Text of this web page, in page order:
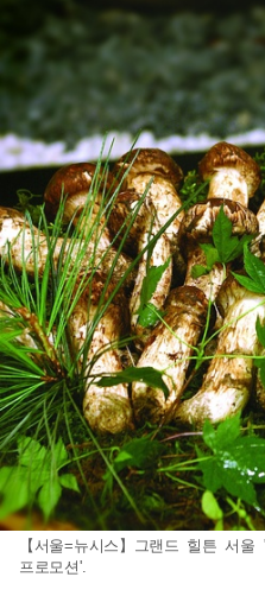
【서울=뉴시스】그랜드 힐튼 서
프로모션'.